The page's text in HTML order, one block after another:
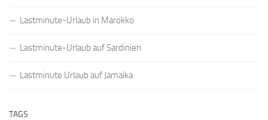
Lastminute-Urlaub in Marokko
Lastminute-Urlaub auf Sardinien
Lastminute Urlaub auf Jamaika
TAGS